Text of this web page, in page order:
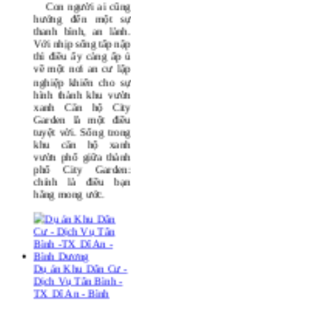
CĂN HỘ CITY
GARDEN
Con người ai cũng
hướng đến một sự
thanh bình, an lành.
Với nhịp sống tấp nập
thì điều ấy càng ấp ủ
về một nơi an cư lập
nghiệp khiến cho sự
hình thành khu vườn
xanhCăn hộ City
Gardenlà một điều
tuyệt vời. Sống trong
khu căn hộ xanh
vườn phố giữa thành
phốCity Garden
chính là điều bạn
hằng mong ước.